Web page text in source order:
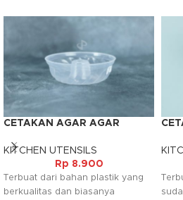
CETAKAN AGAR AGAR
KITCHEN UTENSILS
Rp 8.900
Terbuat dari bahan plastik yang
berkualitas dan biasanya